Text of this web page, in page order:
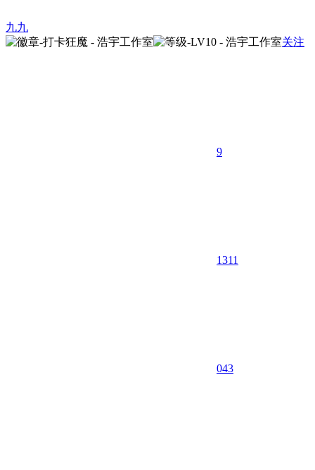
九九
关注
9
1311
043